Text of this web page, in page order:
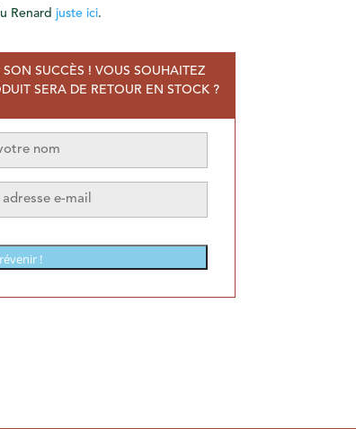
Renard juste ici.
SUCCÈS ! VOUS SOUHAITEZ
SERA DE RETOUR EN STOCK ?
!